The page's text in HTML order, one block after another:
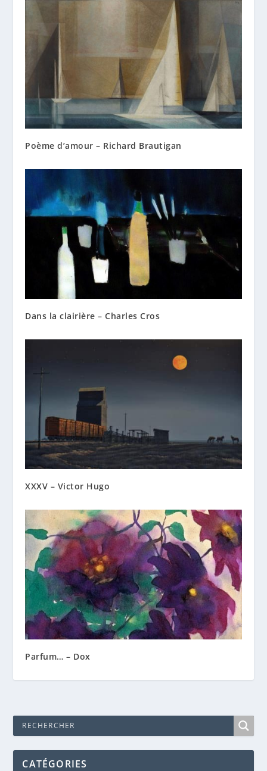
Poème d’amour – Richard Brautigan
Dans la clairière – Charles Cros
XXXV – Victor Hugo
Parfum… – Dox
CATÉGORIES